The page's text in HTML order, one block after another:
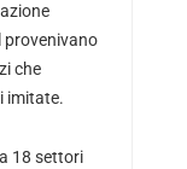
provenivano
che
imitate.
18 settori